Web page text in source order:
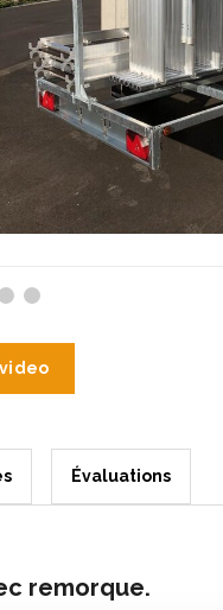
Évaluations
remorque.